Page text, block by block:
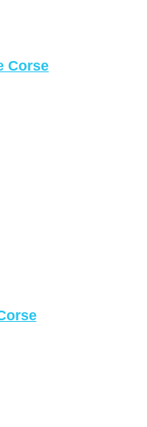
Corse